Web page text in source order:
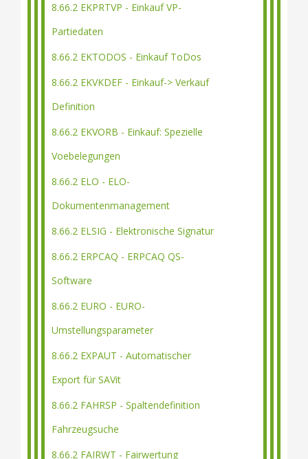
8.66.2 EKPRTVP - Einkauf VP-
Partiedaten
8.66.2 EKTODOS - Einkauf ToDos
8.66.2 EKVKDEF - Einkauf-> Verkauf
Definition
8.66.2 EKVORB - Einkauf: Spezielle
Voebelegungen
8.66.2 ELO - ELO-
Dokumentenmanagement
8.66.2 ELSIG - Elektronische Signatur
8.66.2 ERPCAQ - ERPCAQ QS-
Software
8.66.2 EURO - EURO-
Umstellungsparameter
8.66.2 EXPAUT - Automatischer
Export für SAVit
8.66.2 FAHRSP - Spaltendefinition
Fahrzeugsuche
8.66.2 FAIRWT - Fairwertung